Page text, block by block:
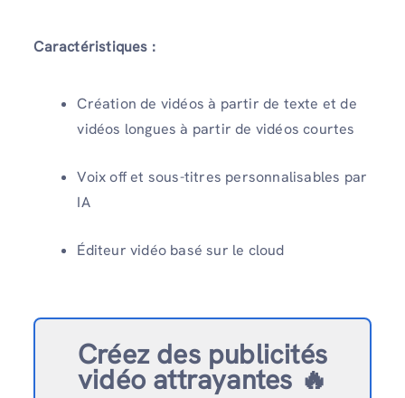
Caractéristiques :
Création de vidéos à partir de texte et de
vidéos longues à partir de vidéos courtes
Voix off et sous-titres personnalisables par
IA
Éditeur vidéo basé sur le cloud
Créez des publicités
vidéo attrayantes 🔥